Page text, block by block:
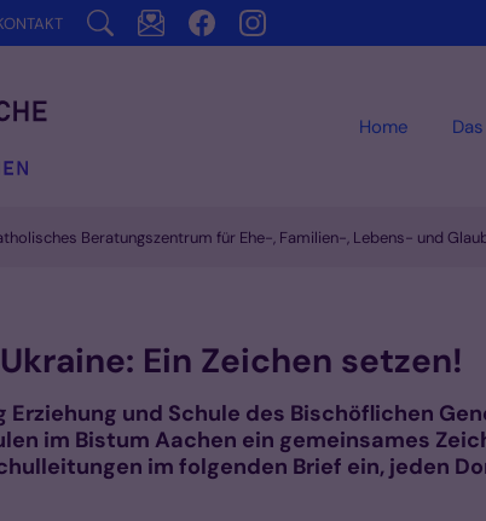
Home
Beratungszentrum für Ehe-, Familien-, Lebens- und
Ein Zeichen setzen!
und Schule des Bischöflichen
im Bistum Aachen ein gemeinsames
im folgenden Brief ein, jeden